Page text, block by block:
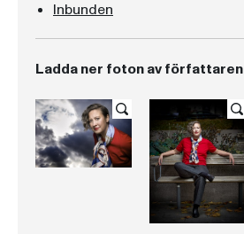
Inbunden
Ladda ner foton av författaren